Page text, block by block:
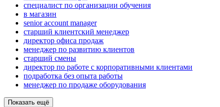
специалист по организации обучения
в магазин
senior account manager
старший клиентский менеджер
директор офиса продаж
менеджер по развитию клиентов
старший смены
директор по работе с корпоративными клиентами
подработка без опыта работы
менеджер по продаже оборудования
Показать ещё